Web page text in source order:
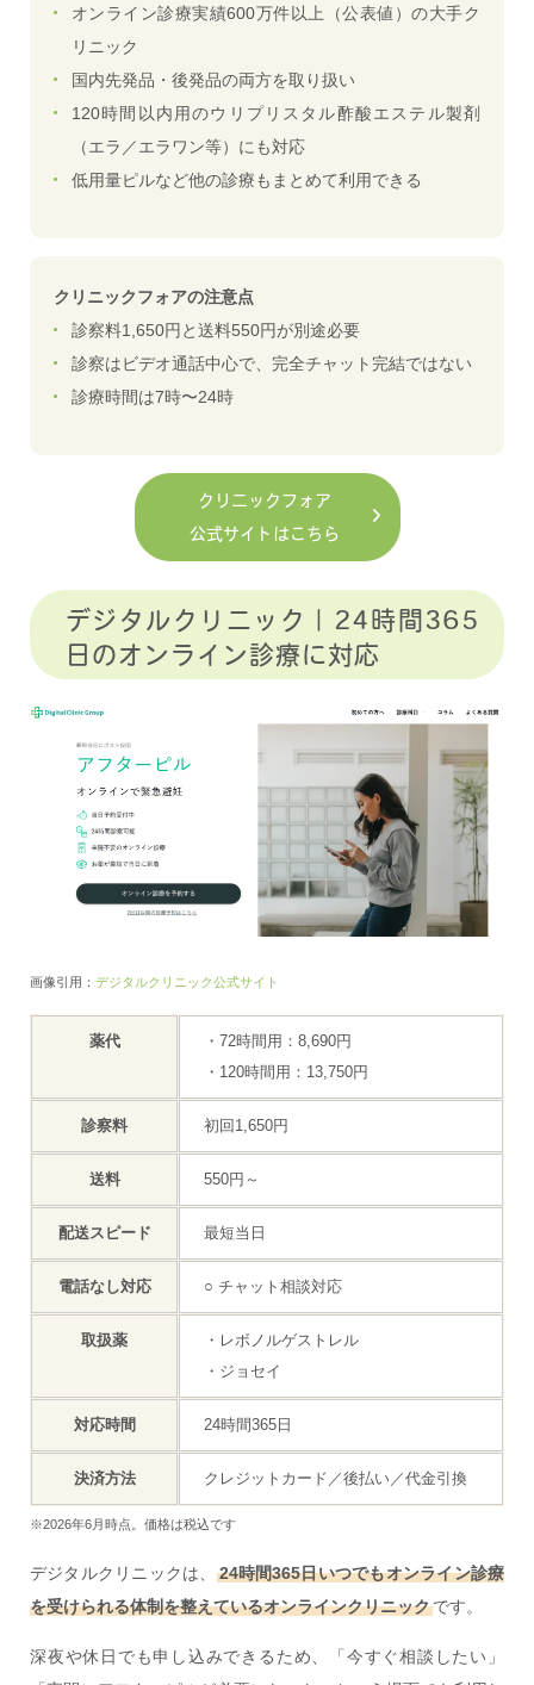
オンライン診療実績600万件以上（公表値）の大手ク
リニック
国内先発品・後発品の両方を取り扱い
120時間以内用のウリプリスタル酢酸エステル製剤
（エラ／エラワン等）にも対応
低用量ピルなど他の診療もまとめて利用できる
クリニックフォアの注意点
診察料1,650円と送料550円が別途必要
診察はビデオ通話中心で、完全チャット完結ではない
診療時間は7時〜24時
クリニックフォア
公式サイトはこちら
デジタルクリニック｜24時間365
日のオンライン診療に対応
画像引用： デジタルクリニック公式サイト
薬代
・72時間用：8,690円
・120時間用：13,750円
診察料 初回1,650円
送料 550円～
配送スピード 最短当日
電話なし対応 ○ チャット相談対応
取扱薬
・レボノルゲストレル
・ジョセイ
対応時間 24時間365日
決済方法 クレジットカード／後払い／代金引換
※2026年6月時点。価格は税込です
デジタルクリニックは、
24時間365日いつでもオンライン診療
を受けられる体制を整えているオンラインクリニックです。
深夜や休日でも申し込みできるため、「今すぐ相談したい」